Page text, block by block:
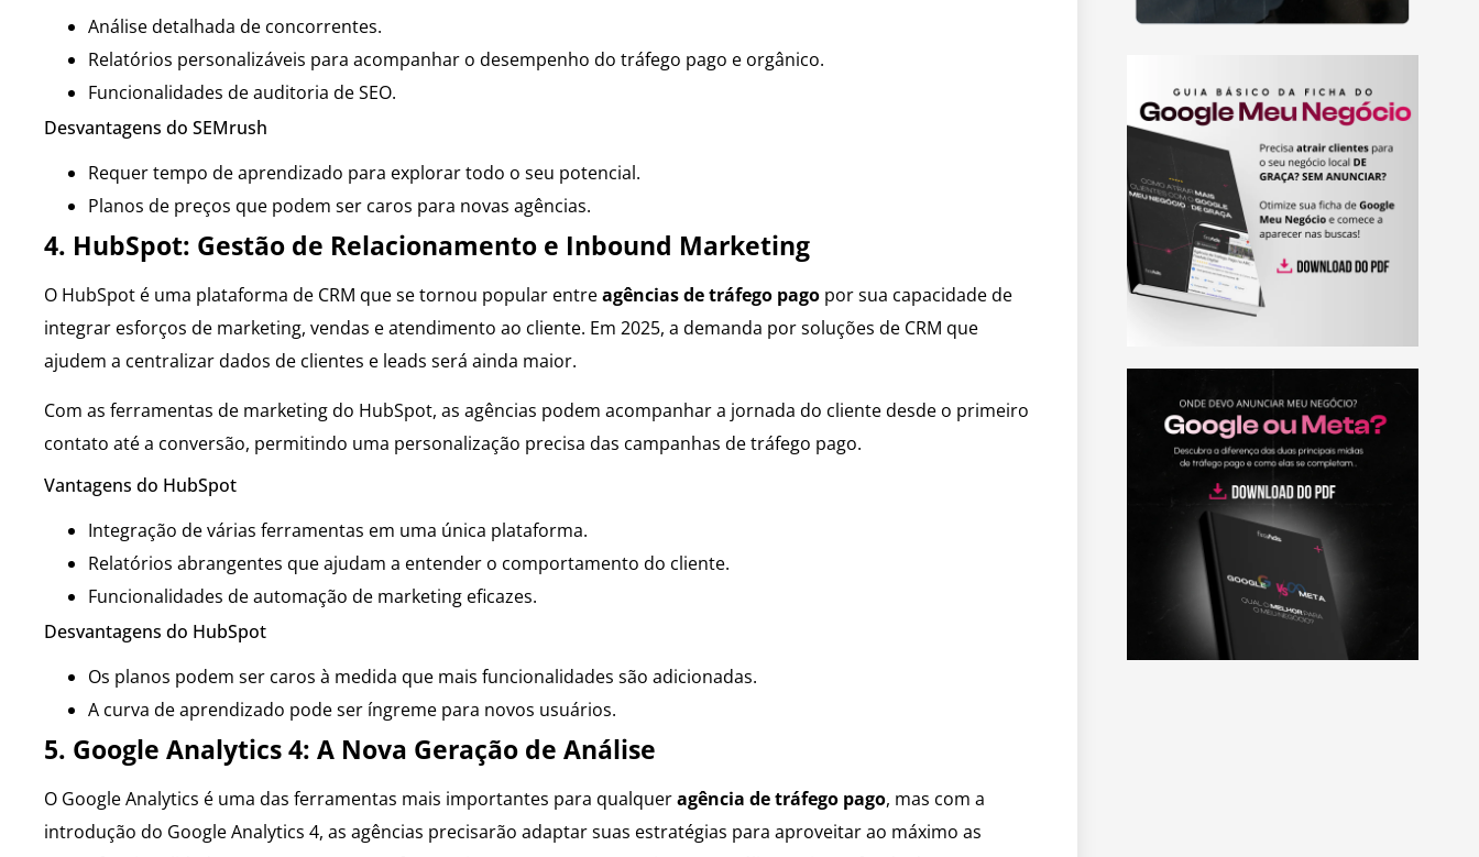
Análise detalhada de concorrentes.
Relatórios personalizáveis para acompanhar o desempenho do tráfego pago e orgânico.
Funcionalidades de auditoria de SEO.
Desvantagens do SEMrush
Requer tempo de aprendizado para explorar todo o seu potencial.
Planos de preços que podem ser caros para novas agências.
4. HubSpot: Gestão de Relacionamento e Inbound Marketing
O HubSpot é uma plataforma de CRM que se tornou popular entreagências de tráfego pago por sua capacidade de
integrar esforços de marketing, vendas e atendimento ao cliente. Em 2025, a demanda por soluções de CRM que
ajudem a centralizar dados de clientes e leads será ainda maior.
Com as ferramentas de marketing do HubSpot, as agências podem acompanhar a jornada do cliente desde o primeiro
contato até a conversão, permitindo uma personalização precisa das campanhas de tráfego pago.
Vantagens do HubSpot
Integração de várias ferramentas em uma única plataforma.
Relatórios abrangentes que ajudam a entender o comportamento do cliente.
Funcionalidades de automação de marketing eficazes.
Desvantagens do HubSpot
Os planos podem ser caros à medida que mais funcionalidades são adicionadas.
A curva de aprendizado pode ser íngreme para novos usuários.
5. Google Analytics 4: A Nova Geração de Análise
O Google Analytics é uma das ferramentas mais importantes para qualqueragência de tráfego pago, mas com a
introdução do Google Analytics 4, as agências precisarão adaptar suas estratégias para aproveitar ao máximo as